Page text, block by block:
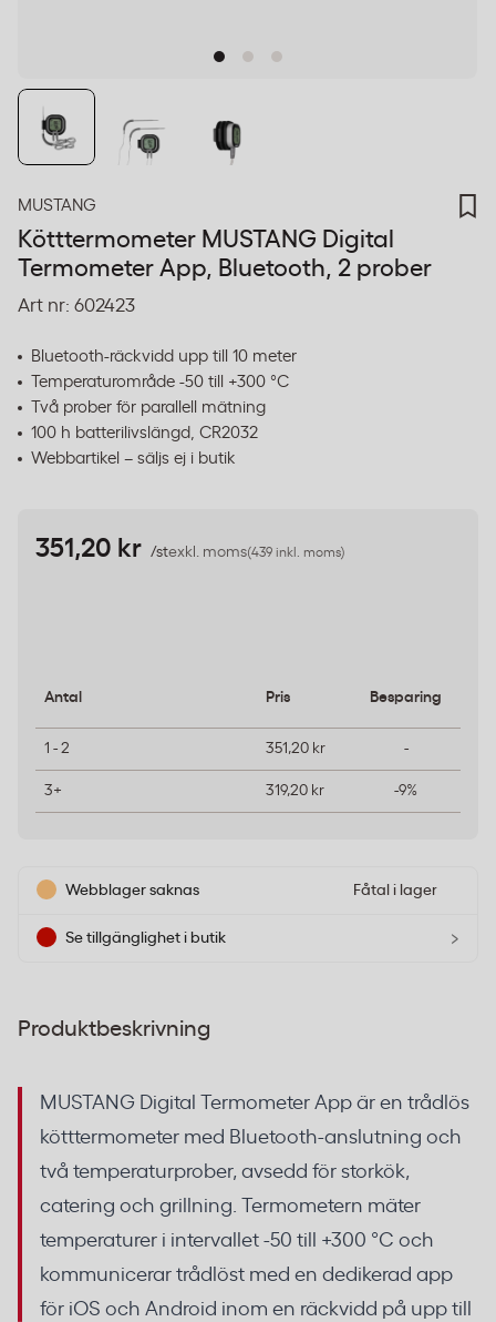
MUSTANG
Kötttermometer MUSTANG Digital
Termometer App, Bluetooth, 2 prober
Art nr: 602423
Bluetooth-räckvidd upp till 10 meter
Temperaturområde -50 till +300 °C
Två prober för parallell mätning
100 h batterilivslängd, CR2032
Webbartikel – säljs ej i butik
351,20 kr /stexkl. moms(439 inkl. moms)
Antal Pris Besparing
1 - 2 351,20 kr -
3+ 319,20 kr -9%
Webblager saknas Fåtal i lager
Se tillgänglighet i butik ›
Produktbeskrivning
MUSTANG Digital Termometer App är en trådlös
kötttermometer med Bluetooth-anslutning och
två temperaturprober, avsedd för storkök,
catering och grillning. Termometern mäter
temperaturer i intervallet -50 till +300 °C och
kommunicerar trådlöst med en dedikerad app
för iOS och Android inom en räckvidd på upp till